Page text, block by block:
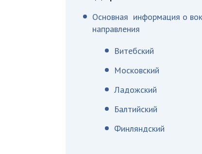
Основная информация о
направления
Витебский
Московский
Ладожский
Балтийский
Финляндский